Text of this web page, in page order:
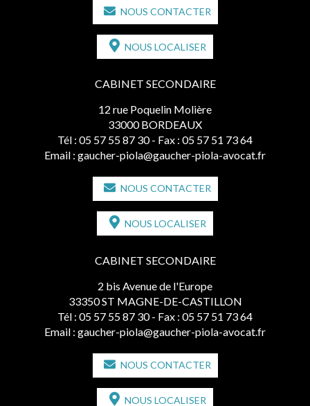
NOUS CONTACTER
NOUS LOCALISER
CABINET SECONDAIRE
12 rue Poquelin Molière
33000 BORDEAUX
Tél : 05 57 55 87 30 - Fax : 05 57 51 73 64
Email : gaucher-piola@gaucher-piola-avocat.fr
NOUS CONTACTER
NOUS LOCALISER
CABINET SECONDAIRE
2 bis Avenue de l'Europe
33350 ST MAGNE-DE-CASTILLON
Tél : 05 57 55 87 30 - Fax : 05 57 51 73 64
Email : gaucher-piola@gaucher-piola-avocat.fr
NOUS CONTACTER
NOUS LOCALISER